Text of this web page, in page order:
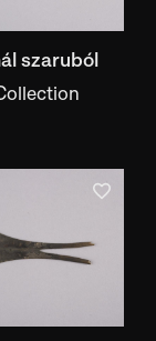
szaruból